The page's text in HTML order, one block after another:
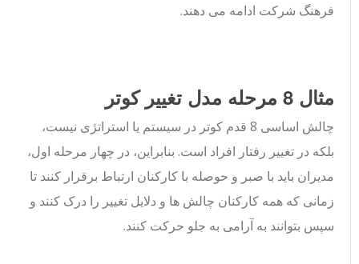
فرهنگ شرکت ادامه می دهند.
مثال 8 مرحله مدل تغییر کوتر
چالش اساسی 8 قدم کوتر در سیستم یا استراتژی نیست،
بلکه در تغییر رفتار افراد است. بنابراین، در چهار مرحله اول،
مدیران باید با صبر و حوصله با کارکنان ارتباط برقرار کنند تا
زمانی که همه کارکنان چالش ها و دلایل تغییر را درک کنند و
سپس بتوانند به آرامی به جلو حرکت کنند.